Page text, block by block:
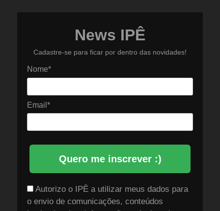
News IPÊ
Cadastre-se para ficar por dentro das novidades!
Nome*
Email*
Quero me inscrever :)
Autorizo o IPÊ a utilizar meus dados para
o envio de comunicações, conteúdos